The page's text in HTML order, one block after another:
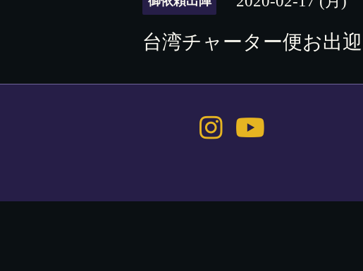
台湾チャーター便お出迎